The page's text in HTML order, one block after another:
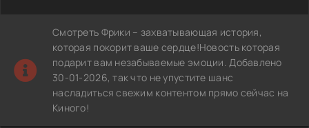
Смотреть Фрики – захватывающая история,
которая покорит ваше сердце!Новость которая
подарит вам незабываемые эмоции. Добавлено
30-01-2026, так что не упустите шанс
насладиться свежим контентом прямо сейчас на
Киного!